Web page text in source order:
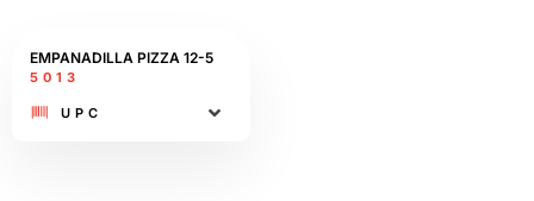
EMPANADILLA PIZZA 12-5​
5013
UPC